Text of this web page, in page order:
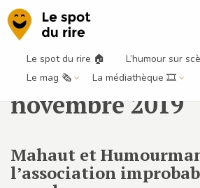
Le spot du rire 🏠
L’humour sur
Le mag 🗞️
La médiathèque 🎞️
Publications par
novembre 2019
Mahaut et
l’association